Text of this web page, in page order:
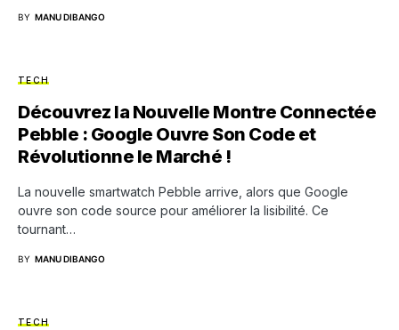
BY MANU DIBANGO
TECH
Découvrez la Nouvelle Montre Connectée
Pebble : Google Ouvre Son Code et
Révolutionne le Marché !
La nouvelle smartwatch Pebble arrive, alors que Google
ouvre son code source pour améliorer la lisibilité. Ce
tournant…
BY MANU DIBANGO
TECH